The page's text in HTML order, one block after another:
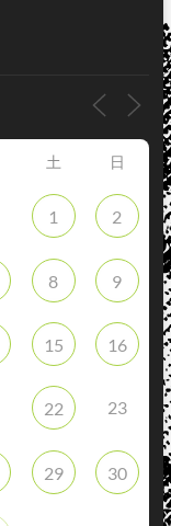
土 日
1 2
8 9
15 16
22 23
29 30